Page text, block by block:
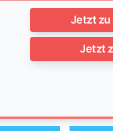
Jetzt zu
Jetzt